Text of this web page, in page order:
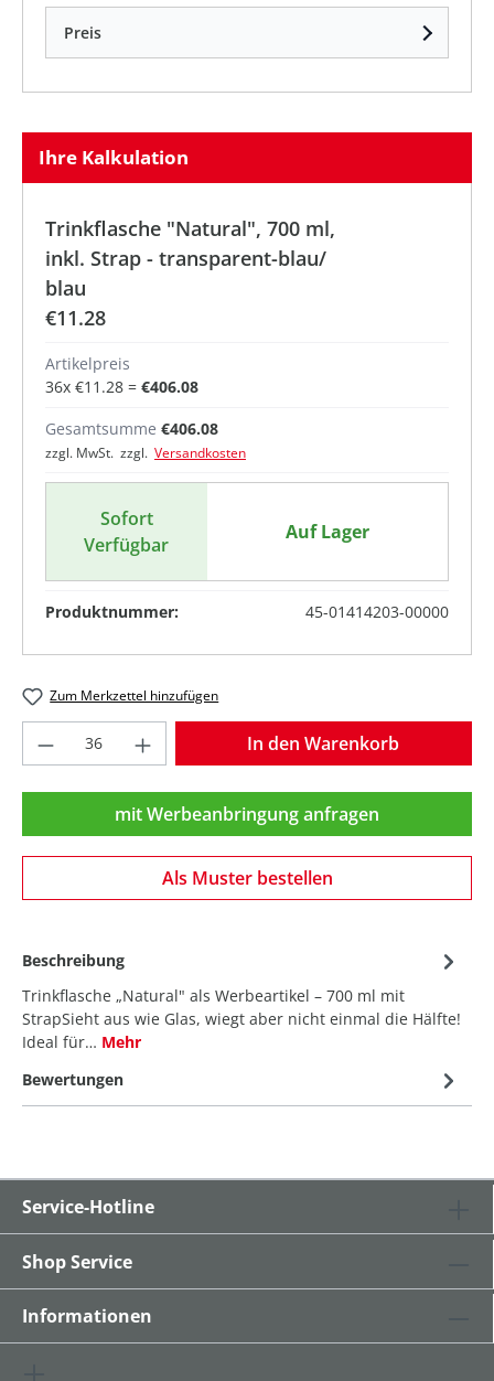
Preis
Ihre Kalkulation
Trinkflasche "Natural", 700 ml,
inkl. Strap - transparent-blau/
blau
€11.28
Artikelpreis
36x €11.28 = €406.08
Gesamtsumme €406.08
zzgl. MwSt. zzgl. Versandkosten
Sofort
Verfügbar
Auf Lager
Produktnummer: 45-01414203-00000
Zum Merkzettel hinzufügen
Produkt Anzahl: Gib den gewünschten
In den Warenkorb
mit Werbeanbringung anfragen
Als Muster bestellen
Beschreibung
Trinkflasche „Natural" als Werbeartikel – 700 ml mit
StrapSieht aus wie Glas, wiegt aber nicht einmal die Hälfte!
Ideal für… Mehr
Bewertungen
Service-Hotline
Shop Service
Informationen